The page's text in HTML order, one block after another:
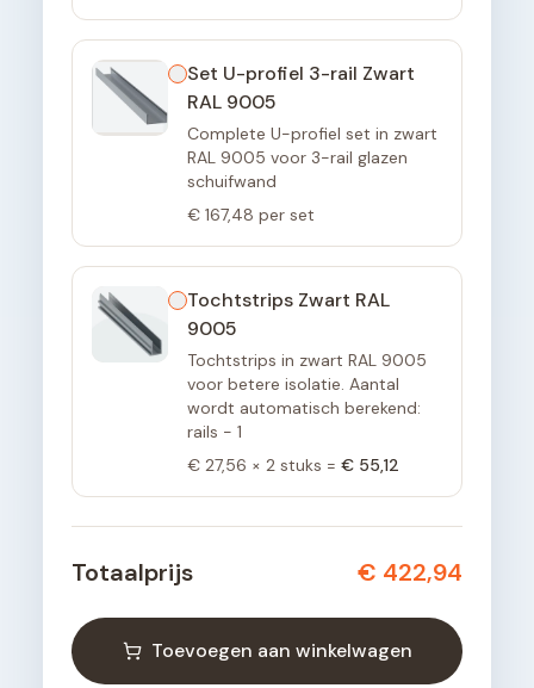
Set U-profiel 3-rail Zwart
RAL 9005
Complete U-profiel set in zwart
RAL 9005 voor 3-rail glazen
schuifwand
€ 167,48 per set
Tochtstrips Zwart RAL
9005
Tochtstrips in zwart RAL 9005
voor betere isolatie. Aantal
wordt automatisch berekend:
rails - 1
€ 27,56 × 2 stuks = € 55,12
Totaalprijs € 422,94
Toevoegen aan winkelwagen